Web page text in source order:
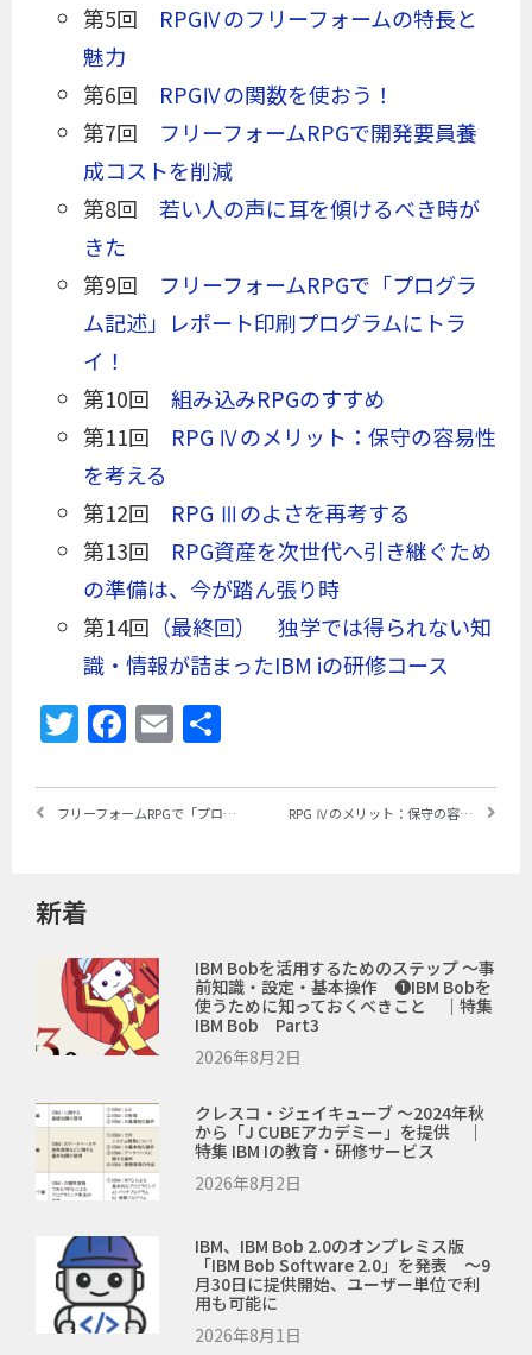
第5回 RPGⅣのフリーフォームの特長と
魅力
第6回 RPGⅣの関数を使おう！
第7回 フリーフォームRPGで開発要員養
成コストを削減
第8回 若い人の声に耳を傾けるべき時が
きた
第9回 フリーフォームRPGで「プログラ
ム記述」レポート印刷プログラムにトラ
イ！
第10回 組み込みRPGのすすめ
第11回 RPG Ⅳのメリット：保守の容易性
を考える
第12回 RPG Ⅲのよさを再考する
第13回 RPG資産を次世代へ引き継ぐため
の準備は、今が踏ん張り時
第14回 （最終回） 独学では得られない知
識・情報が詰まったIBM iの研修コース
Twitter
Facebook
Email
フリーフォームRPGで「プログラム記述」レポート印刷プログラムにトライ！ ～連載｜RPG Ⅳの魅力と可能性◎第9回 RPG Ⅳのメリット：保守の容易性を考える ～連載｜RPG Ⅳの魅力と可能性◎第11回
新着
IBM Bobを活用するためのステップ ～事
前知識・設定・基本操作 ❶IBM Bobを
使うために知っておくべきこと ｜特集
IBM Bob Part3
2026年8月2日
クレスコ・ジェイキューブ ～2024年秋
から「J CUBEアカデミー」を提供 ｜
特集 IBM Iの教育・研修サービス
2026年8月2日
IBM、IBM Bob 2.0のオンプレミス版
「IBM Bob Software 2.0」を発表 ～9
月30日に提供開始、ユーザー単位で利
用も可能に
2026年8月1日